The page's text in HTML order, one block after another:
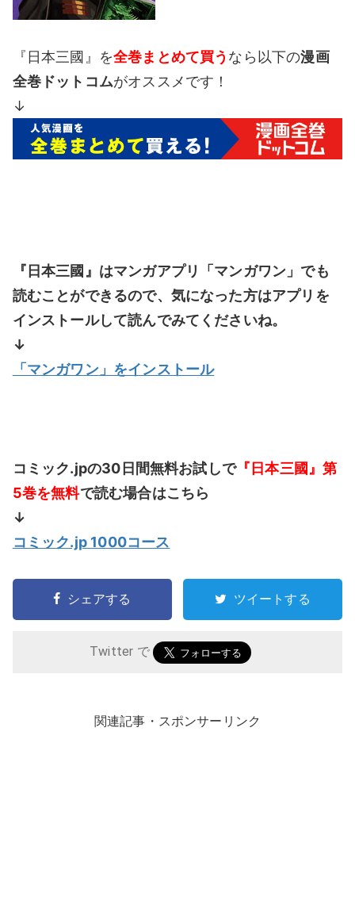
『日本三國』を全巻まとめて買う なら以下の漫画
全巻ドットコムがオススメです！
↓
『日本三國』はマンガアプリ「マンガワン」でも
読むことができるので、気になった方はアプリを
インストールして読んでみてくださいね。
↓
「マンガワン」をインストール
コミック.jpの30日間無料お試しで『日本三國』第
5巻を無料で読む場合はこちら
↓
コミック.jp 1000コース
シェアする ツイートする
Twitter で
関連記事・スポンサーリンク